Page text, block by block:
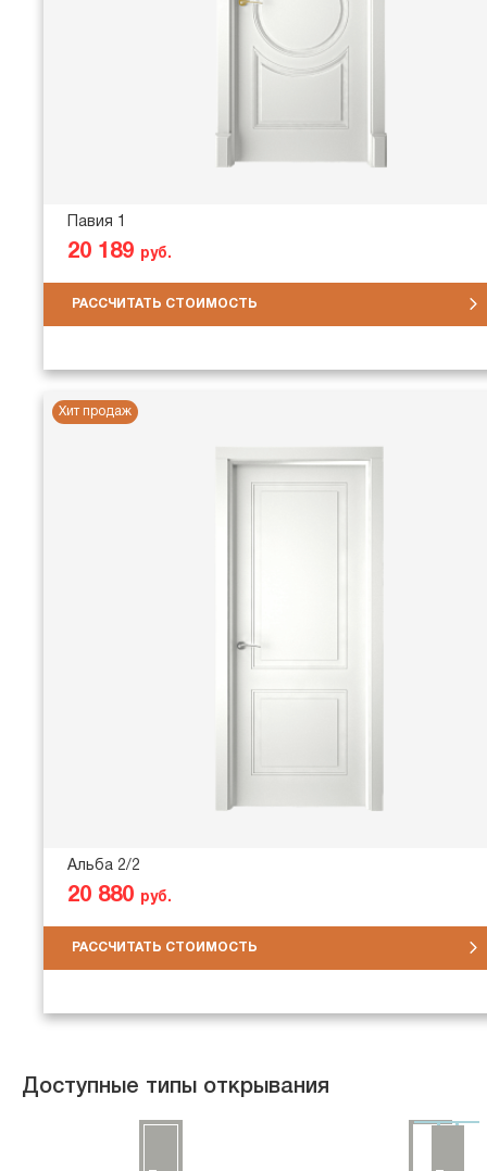
Павия 1
20 189 руб.
РАССЧИТАТЬ СТОИМОСТЬ
Хит продаж
Альба 2/2
20 880 руб.
РАССЧИТАТЬ СТОИМОСТЬ
Доступные типы открывания